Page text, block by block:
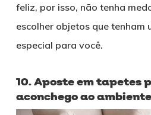
feliz, por isso, não tenha
escolher objetos que tenham
especial para você.
10. Aposte em tapetes
aconchego ao ambiente